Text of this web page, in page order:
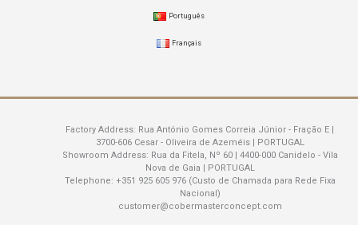
Português
Français
Factory Address: Rua António Gomes Correia Júnior - Fração E |
3700-606 Cesar - Oliveira de Azeméis | PORTUGAL
Showroom Address: Rua da Fitela, Nº 60 | 4400-000 Canidelo - Vila
Nova de Gaia | PORTUGAL
Telephone: +351 925 605 976 (Custo de Chamada para Rede Fixa
Nacional)
customer@cobermasterconcept.com